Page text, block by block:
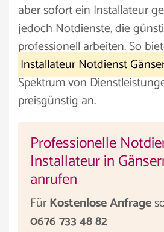
aber sofort ein Installateur
jedoch Notdienste, die
professionell arbeiten. So
Installateur Notdienst
Spektrum von
preisgünstig an.
Professionelle
Installateur in
anrufen
FürKostenlose Anfrage
0676 733 48 82